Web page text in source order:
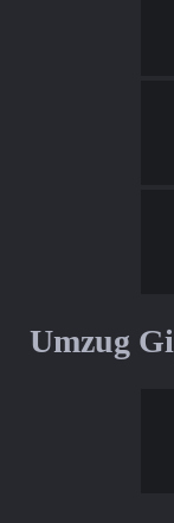
Umzug